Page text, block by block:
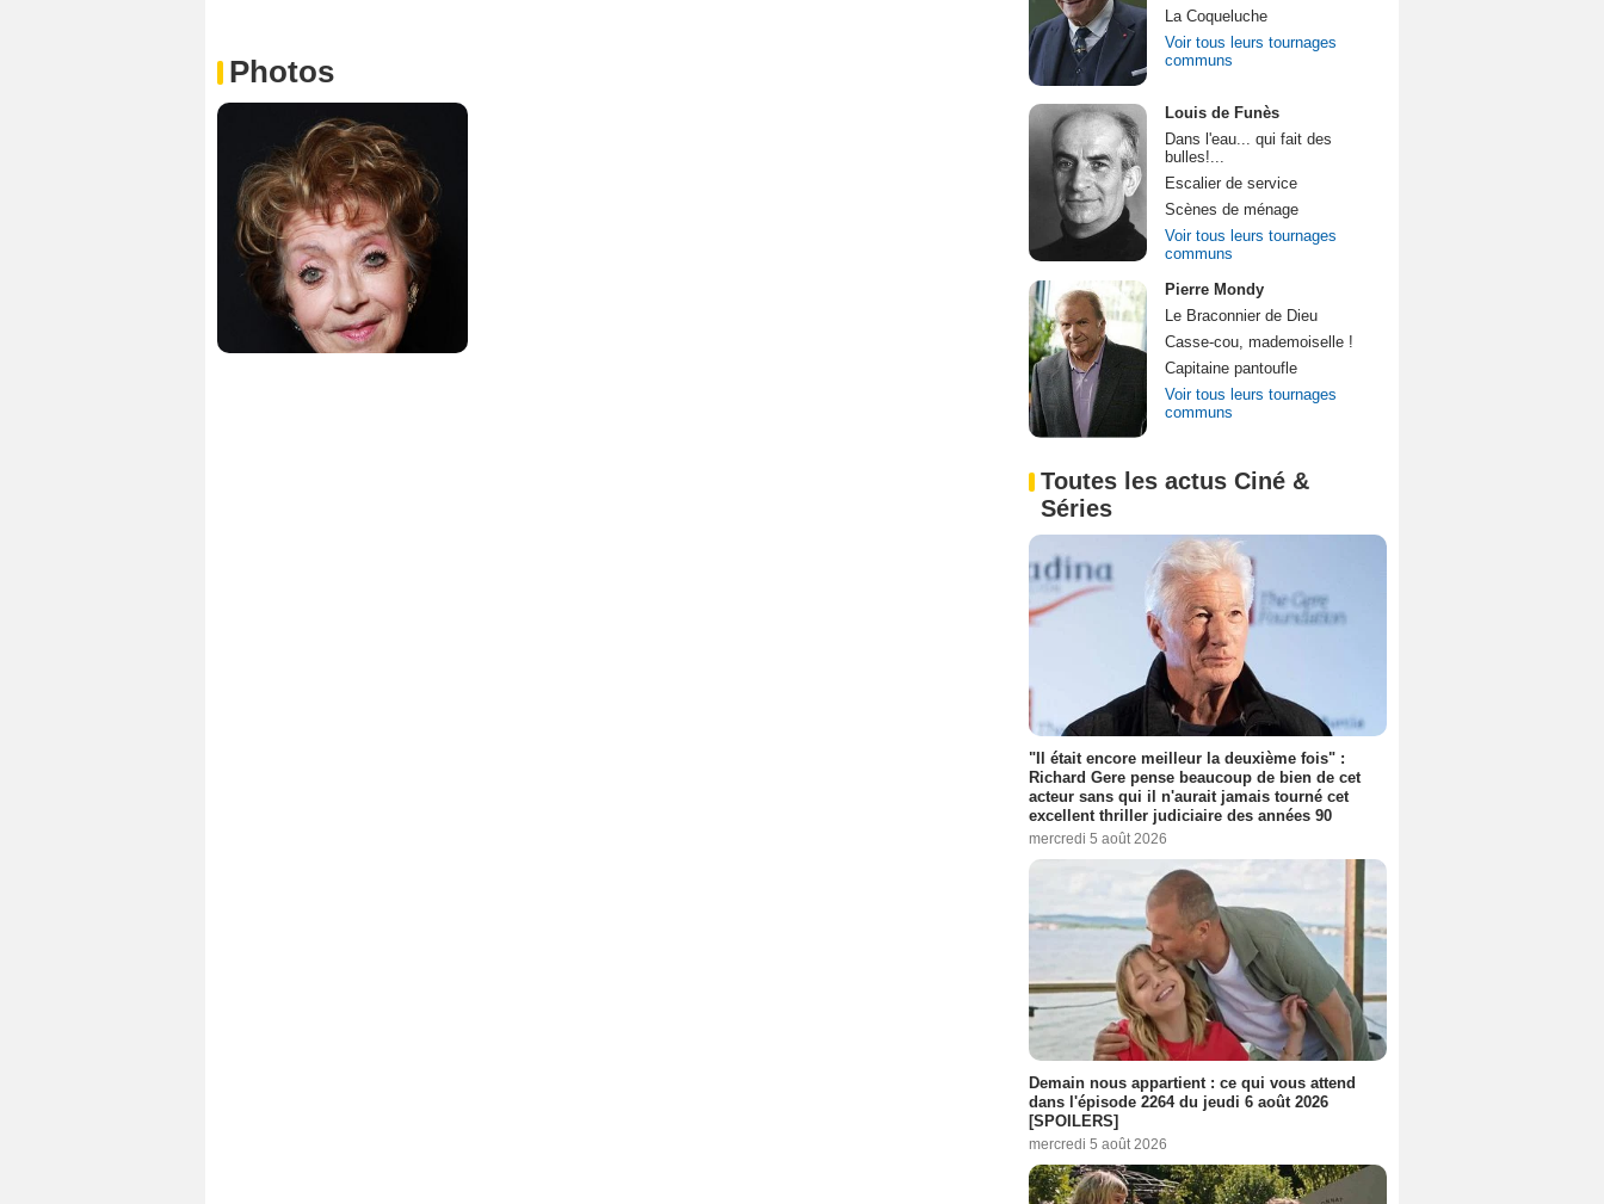
Photos
La Coqueluche
Voir tous leurs tournages
communs
Louis de Funès
Dans l'eau... qui fait des
bulles!...
Escalier de service
Scènes de ménage
Voir tous leurs tournages
communs
Pierre Mondy
Le Braconnier de Dieu
Casse-cou, mademoiselle !
Capitaine pantoufle
Voir tous leurs tournages
communs
Toutes les actus Ciné &
Séries
"Il était encore meilleur la deuxième fois" :
Richard Gere pense beaucoup de bien de cet
acteur sans qui il n'aurait jamais tourné cet
excellent thriller judiciaire des années 90
mercredi 5 août 2026
Demain nous appartient : ce qui vous attend
dans l'épisode 2264 du jeudi 6 août 2026
[SPOILERS]
mercredi 5 août 2026